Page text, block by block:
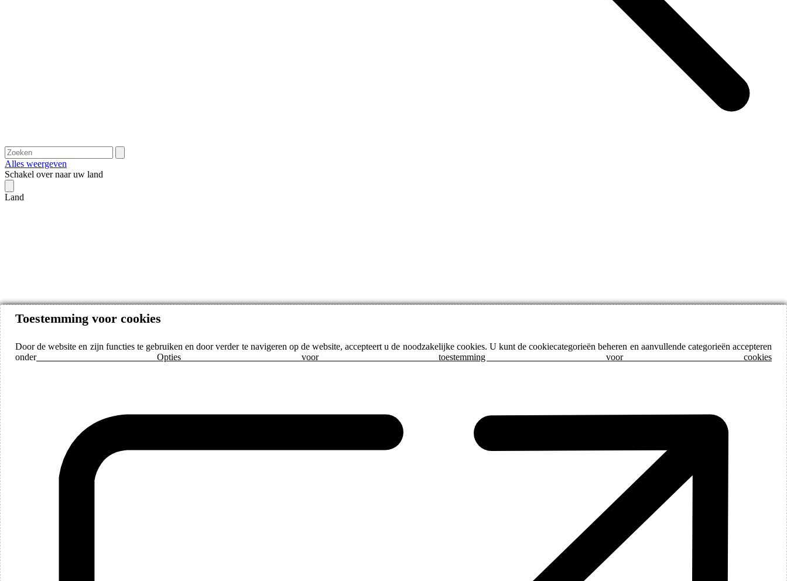
Alles weergeven
Schakel over naar uw land
Land
Toestemming voor cookies
Door de website en zijn functies te gebruiken en door verder te navigeren op de website, accepteert u de noodzakelijke cookies. U kunt de cookiecategorieën beheren en aanvullende categorieën accepteren
onderOpties voor toestemming voor cookies